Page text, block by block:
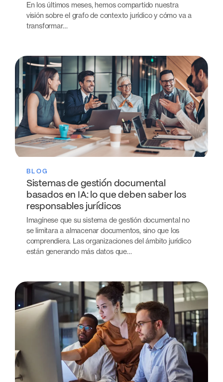
En los últimos meses, hemos compartido nuestra
visión sobre el grafo de contexto jurídico y cómo va a
transformar…
BLOG
Sistemas de gestión documental
basados en IA: lo que deben saber los
responsables jurídicos
Imagínese que su sistema de gestión documental no
se limitara a almacenar documentos, sino que los
comprendiera. Las organizaciones del ámbito jurídico
están generando más datos que…